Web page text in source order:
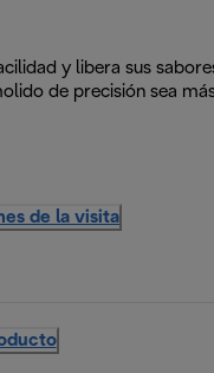
y libera sus
de precisión sea
de la visita